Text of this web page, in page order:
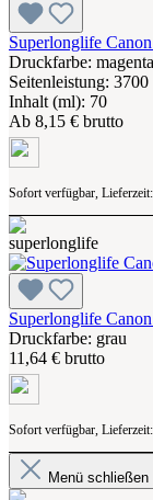
Superlonglife
Druckfarbe: magenta
Seitenleistung: 3700
Inhalt (ml): 70
Ab 8,15 € brutto
Sofort verfügbar,
Superlonglife
Druckfarbe: grau
11,64 € brutto
Sofort verfügbar,
Menü schließen